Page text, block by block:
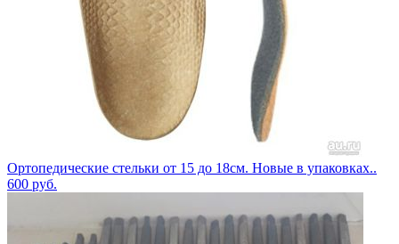
Ортопедические стельки от 15 до 18см. Новые в упаковках..
600 руб.